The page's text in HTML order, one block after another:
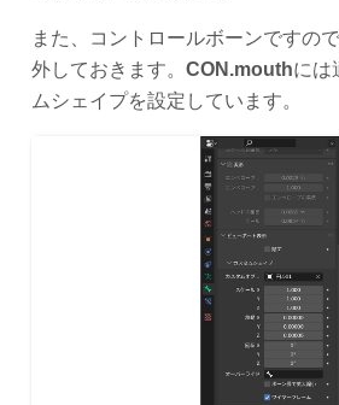
また、コントロールボーンですの
外しておきます。 CON.mouthには
ムシェイプを設定しています。